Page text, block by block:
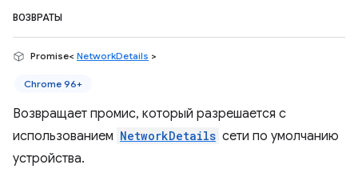
ВОЗВРАТЫ
Promise< NetworkDetails >
Chrome 96+
Возвращает промис, который разрешается с
использованием NetworkDetails сети по умолчанию
устройства.